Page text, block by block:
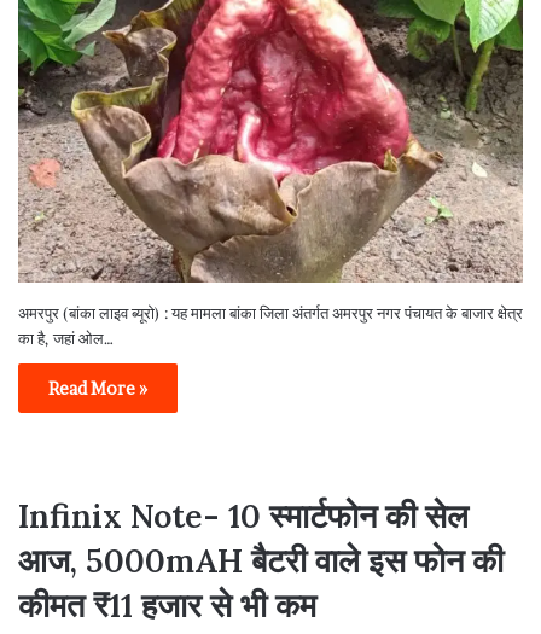
अमरपुर (बांका लाइव ब्यूरो) : यह मामला बांका जिला अंतर्गत अमरपुर नगर पंचायत के बाजार क्षेत्र
का है, जहां ओल…
Read More »
Infinix Note- 10 स्मार्टफोन की सेल
आज, 5000mAH बैटरी वाले इस फोन की
कीमत ₹11 हजार से भी कम